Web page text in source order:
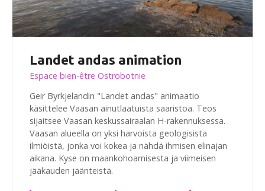
Landet andas animation
Espace bien-être Ostrobotnie
Geir Byrkjelandin "Landet andas" animaatio
käsittelee Vaasan ainutlaatuista saaristoa. Teos
sijaitsee Vaasan keskussairaalan H-rakennuksessa.
Vaasan alueella on yksi harvoista geologisista
ilmiöistä, jonka voi kokea ja nähdä ihmisen elinajan
aikana. Kyse on maankohoamisesta ja viimeisen
jääkauden jäänteistä.